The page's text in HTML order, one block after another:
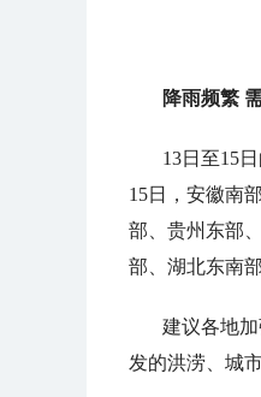
降雨频繁
13日至15
15日，安徽南
部、贵州东部
部、湖北东南
建议各地
发的洪涝、城